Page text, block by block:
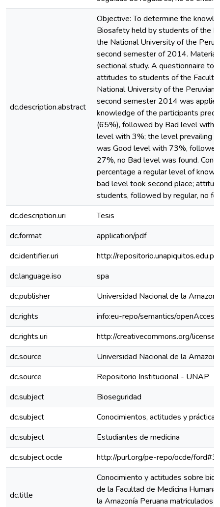
dc.description.abstract
Objective: To determine the
Biosafety held by students of the
the National University of the
second semester of 2014.
sectional study. A questionnaire to
attitudes to students of the Faculty
National University of the Peruvian
second semester 2014 was
knowledge of the participants
(65%), followed by Bad level with
level with 3%; the level prevailing
was Good level with 73%,
27%, no Bad level was found.
percentage a regular level of
bad level took second place;
students, followed by regular, no
dc.description.uri
Tesis
dc.format
application/pdf
dc.identifier.uri
http://
dc.language.iso
spa
dc.publisher
Universidad Nacional de la
dc.rights
info:eu-repo/semantics/openAccess
dc.rights.uri
http://creativecommons.org/
dc.source
Universidad Nacional de la
dc.source
Repositorio Institucional - UNAP
dc.subject
Bioseguridad
dc.subject
Conocimientos, actitudes y prácticas
dc.subject
Estudiantes de medicina
dc.subject.ocde
http://purl.org/pe-repo/ocde/
dc.title
Conocimiento y actitudes sobre
de la Facultad de Medicina
la Amazonía Peruana matriculados